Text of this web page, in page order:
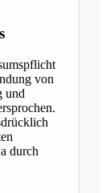
von
und
durch